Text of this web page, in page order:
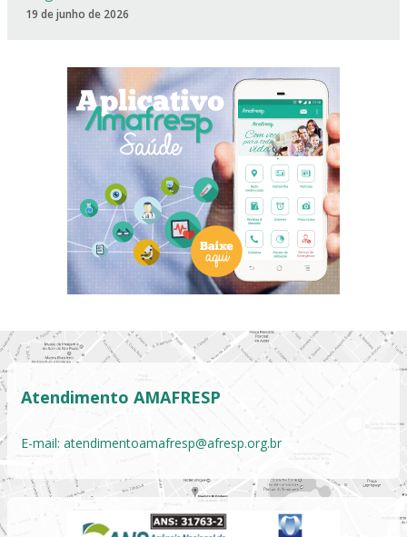
19 de junho de 2026
Atendimento AMAFRESP
E-mail: atendimentoamafresp@afresp.org.br